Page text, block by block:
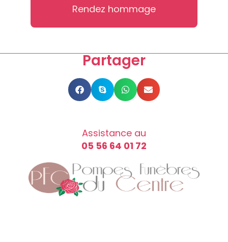
Rendez hommage
Partager
Assistance au
05 56 64 01 72